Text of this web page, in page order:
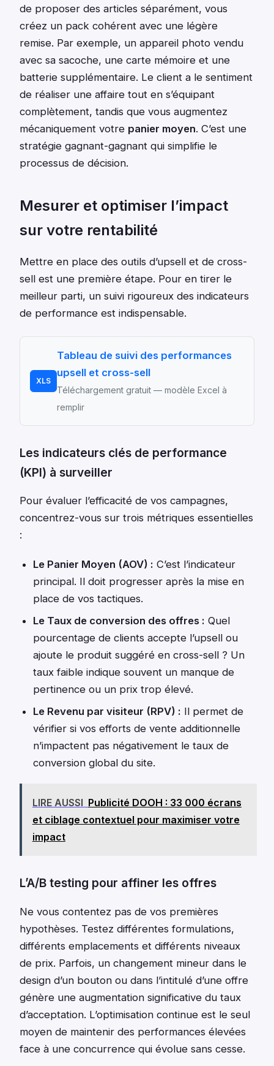
de proposer des articles séparément, vous
créez un pack cohérent avec une légère
remise. Par exemple, un appareil photo vendu
avec sa sacoche, une carte mémoire et une
batterie supplémentaire. Le client a le sentiment
de réaliser une affaire tout en s’équipant
complètement, tandis que vous augmentez
mécaniquement votre panier moyen. C’est une
stratégie gagnant-gagnant qui simplifie le
processus de décision.
Mesurer et optimiser l’impact
sur votre rentabilité
Mettre en place des outils d’upsell et de cross-
sell est une première étape. Pour en tirer le
meilleur parti, un suivi rigoureux des indicateurs
de performance est indispensable.
XLS
Tableau de suivi des performances
upsell et cross-sell
Téléchargement gratuit — modèle Excel à
remplir
Les indicateurs clés de performance
(KPI) à surveiller
Pour évaluer l’efficacité de vos campagnes,
concentrez-vous sur trois métriques essentielles
:
Le Panier Moyen (AOV) : C’est l’indicateur
principal. Il doit progresser après la mise en
place de vos tactiques.
Le Taux de conversion des offres : Quel
pourcentage de clients accepte l’upsell ou
ajoute le produit suggéré en cross-sell ? Un
taux faible indique souvent un manque de
pertinence ou un prix trop élevé.
Le Revenu par visiteur (RPV) : Il permet de
vérifier si vos efforts de vente additionnelle
n’impactent pas négativement le taux de
conversion global du site.
LIRE AUSSI Publicité DOOH : 33 000 écrans
et ciblage contextuel pour maximiser votre
impact
L’A/B testing pour affiner les offres
Ne vous contentez pas de vos premières
hypothèses. Testez différentes formulations,
différents emplacements et différents niveaux
de prix. Parfois, un changement mineur dans le
design d’un bouton ou dans l’intitulé d’une offre
génère une augmentation significative du taux
d’acceptation. L’optimisation continue est le seul
moyen de maintenir des performances élevées
face à une concurrence qui évolue sans cesse.